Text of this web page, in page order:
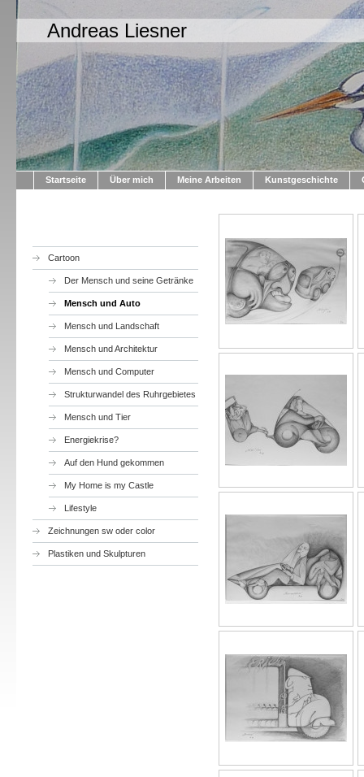
Andreas Liesner
Startseite Über mich Meine Arbeiten Kunstgeschichte
Cartoon
Der Mensch und seine Getränke
Mensch und Auto
Mensch und Landschaft
Mensch und Architektur
Mensch und Computer
Strukturwandel des Ruhrgebietes
Mensch und Tier
Energiekrise?
Auf den Hund gekommen
My Home is my Castle
Lifestyle
Zeichnungen sw oder color
Plastiken und Skulpturen